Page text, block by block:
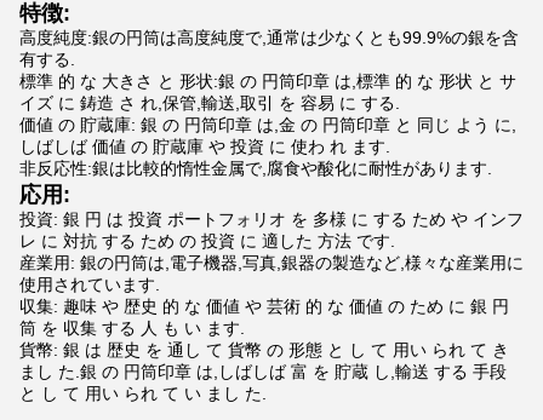
特徴:
高度純度:銀の円筒は高度純度で,通常は少なくとも99.9%の銀を含
有する.
標準 的 な 大きさ と 形状:銀 の 円筒印章 は,標準 的 な 形状 と サ
イズ に 鋳造 さ れ,保管,輸送,取引 を 容易 に する.
価値 の 貯蔵庫: 銀 の 円筒印章 は,金 の 円筒印章 と 同じ よう に,
しばしば 価値 の 貯蔵庫 や 投資 に 使わ れ ます.
非反応性:銀は比較的惰性金属で,腐食や酸化に耐性があります.
応用:
投資: 銀 円 は 投資 ポートフォリオ を 多様 に する ため や インフ
レ に 対抗 する ため の 投資 に 適した 方法 です.
産業用: 銀の円筒は,電子機器,写真,銀器の製造など,様々な産業用に
使用されています.
収集: 趣味 や 歴史 的 な 価値 や 芸術 的 な 価値 の ため に 銀 円
筒 を 収集 する 人 も い ます.
貨幣: 銀 は 歴史 を 通し て 貨幣 の 形態 と し て 用い られ て き
まし た.銀 の 円筒印章 は,しばしば 富 を 貯蔵 し,輸送 する 手段
と し て 用い られ て い まし た.